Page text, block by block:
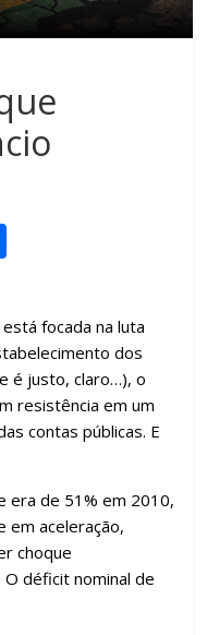
m
p
ar
til
h
ar
focada na luta
dos
é justo, claro…), o
resistência em um
contas públicas. E
era de 51% em 2010,
em aceleração,
choque
déficit nominal de